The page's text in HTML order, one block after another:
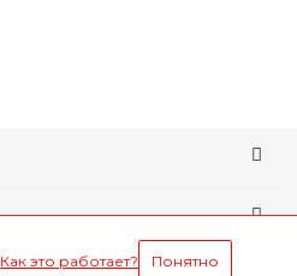
Как это работает? Понятно